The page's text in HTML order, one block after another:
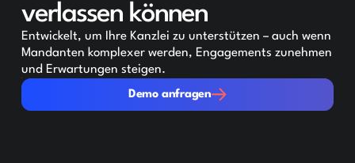
verlassen können
Entwickelt, um Ihre Kanzlei zu unterstützen – auch wenn
Mandanten komplexer werden, Engagements zunehmen
und Erwartungen steigen.
Demo anfragen
Demo anfragen